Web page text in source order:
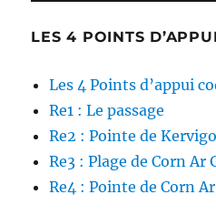
LES 4 POINTS D’APPUI
Les 4 Points d’appui
Re1 : Le passage
Re2 : Pointe de
Re3 : Plage de Corn Ar
Re4 : Pointe de Corn